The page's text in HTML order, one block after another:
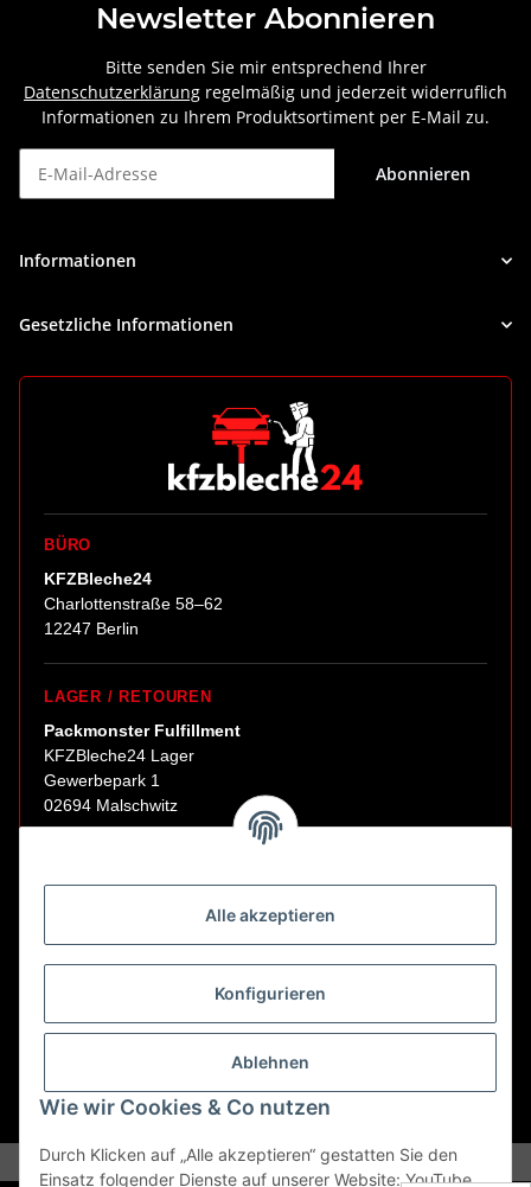
Alle akzeptieren
Konfigurieren
Ablehnen
Wie wir Cookies & Co nutzen
Durch Klicken auf „Alle akzeptieren“ gestatten Sie den
Einsatz folgender Dienste auf unserer Website: YouTube,
Newsletter Abonnieren
Bitte senden Sie mir entsprechend Ihrer
Datenschutzerklärung regelmäßig und jederzeit widerruflich
Informationen zu Ihrem Produktsortiment per E-Mail zu.
Abonnieren
Informationen
Gesetzliche Informationen
BÜRO
KFZBleche24
Charlottenstraße 58–62
12247 Berlin
LAGER / RETOUREN
Packmonster Fulfillment
KFZBleche24 Lager
Gewerbepark 1
02694 Malschwitz
Abholungen nur nach Terminvereinbarung.
E-Mail:sales@kfzbleche24.de
Vertrag widerrufen
* Alle Preise inkl. gesetzlicher USt., zzgl.Versand